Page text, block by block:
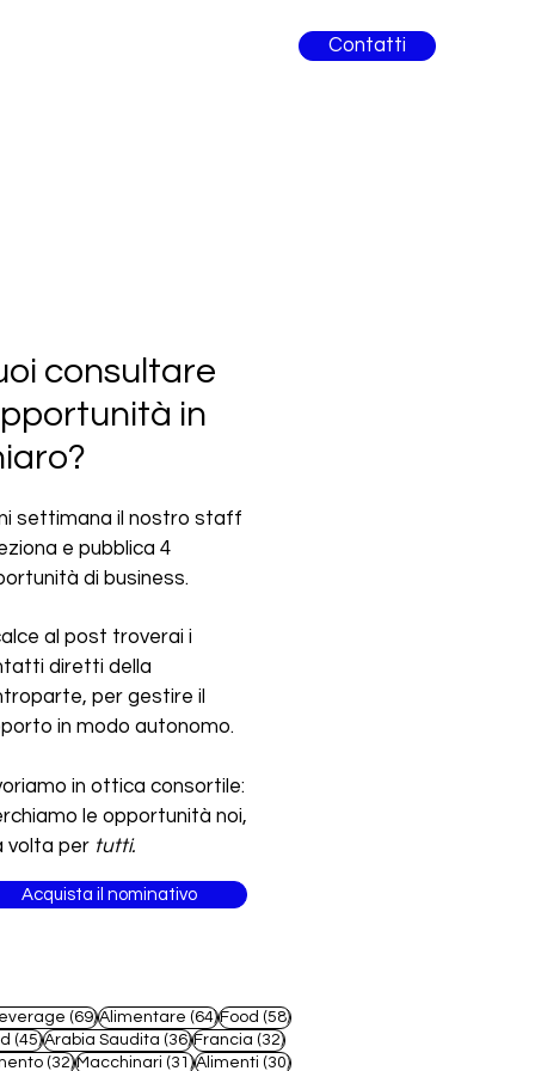
Contatti
(69)69 post
Alimentare (64)64 post
Food (58)58 post
(45)45 post
Arabia Saudita (36)36 post
Francia (32)32 post
(32)32 post
Macchinari (31)31 post
Alimenti (30)30 post
consultare
in
settimana il nostro staff
e pubblica 4
di business.
al post troverai i
diretti della
per gestire il
in modo autonomo.
in ottica consortile:
le opportunità noi,
volta per tutti.
Acquista il nominativo